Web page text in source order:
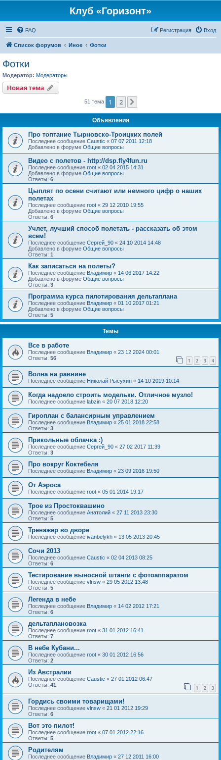
Клуб «Горизонт»
FAQ Вход
Регистрация
Список форумов Иное Фотки
Фотки
Модератор: Модераторы
Новая тема
51 тема 1 2
Объявления
Про топтание Тырновско-Троицких полей
Последнее сообщение Caustic « 07 07 2011 12:18
Добавлено в форуме Общие вопросы
Видео с полетов - http://dsp.fly4fun.ru
Последнее сообщение root « 02 04 2015 14:31
Добавлено в форуме Общие вопросы
Ответы: 6
Цыплят по осени считают или немного цифр о наших
полетах
Последнее сообщение root « 29 12 2010 19:55
Добавлено в форуме Общие вопросы
Ответы: 6
Учлет, лучший способ полетать - рассказать об этом
всем!
Последнее сообщение Сергей_90 « 24 10 2014 14:48
Добавлено в форуме Общие вопросы
Ответы: 1
Как записаться на полеты?
Последнее сообщение Владимир « 14 06 2017 14:22
Добавлено в форуме Общие вопросы
Ответы: 3
Программа курса пилотирования дельтаплана
Последнее сообщение Владимир « 01 10 2017 01:21
Добавлено в форуме Общие вопросы
Ответы: 5
Темы
Все в работе
Последнее сообщение Владимир « 23 12 2024 00:01
Ответы: 56 1 2 3 4
Волна на равнине
Последнее сообщение Николай Рысухин « 14 10 2019 10:14
Когда надоело строить модельки. Отличное музло!
Последнее сообщение labzin « 20 07 2018 12:20
Гироплан с балансирным управлением
Последнее сообщение Владимир « 25 01 2018 22:58
Ответы: 3
Прикольные облачка :)
Последнее сообщение Сергей_90 « 27 02 2017 11:39
Ответы: 3
Про вокруг Коктебеля
Последнее сообщение Владимир « 23 09 2016 19:50
От Аэроса
Последнее сообщение root « 05 01 2014 19:17
Трое из Простоквашино
Последнее сообщение Анатолий « 27 11 2013 23:30
Ответы: 5
Тренажер во дворе
Последнее сообщение ivanbelykh « 13 05 2013 20:45
Сочи 2013
Последнее сообщение Caustic « 02 04 2013 08:25
Ответы: 6
Тестирование выносной штанги с фотоаппаратом
Последнее сообщение vlnsw « 29 05 2012 13:48
Ответы: 5
Легенда в небе
Последнее сообщение Владимир « 14 02 2012 17:21
Ответы: 6
дельтаплановозка
Последнее сообщение root « 31 01 2012 16:41
Ответы: 7
В небе Кубани...
Последнее сообщение root « 30 01 2012 16:56
Ответы: 2
Из Австралии
Последнее сообщение Caustic « 27 01 2012 06:47
Ответы: 41 1 2 3
Гордись своими товарищами!
Последнее сообщение vlnsw « 21 01 2012 19:29
Ответы: 6
Вот это пилот!
Последнее сообщение root « 07 01 2012 22:16
Ответы: 5
Родителям
Последнее сообщение Владимир « 27 12 2011 16:00